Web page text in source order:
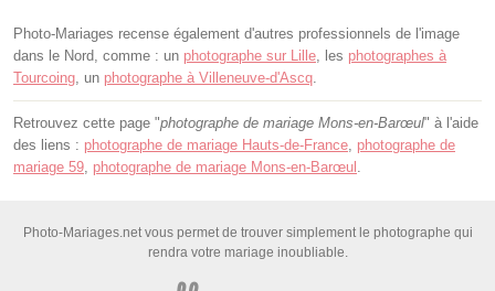
Photo-Mariages recense également d'autres professionnels de l'image
dans le Nord, comme : un photographe sur Lille , les photographes à
Tourcoing , un photographe à Villeneuve-d'Ascq
Retrouvez cette page "photographe de mariage Mons-en-Barœul" à l'aide
des liens : photographe de mariage Hauts-de-France photographe de
mariage 59 photographe de mariage Mons-en-Barœul
Photo-Mariages.net vous permet de trouver simplement le photographe qui
rendra votre mariage inoubliable.